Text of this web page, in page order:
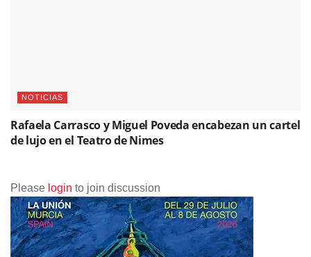
NOTICIAS
Rafaela Carrasco y Miguel Poveda encabezan un cartel
de lujo en el Teatro de Nimes
Please login to join discussion